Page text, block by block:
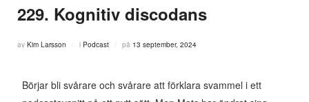
229. Kognitiv discodans
av Kim Larsson i Podcast på Publicerat
13 september, 2024
Börjar bli svårare och svårare att förklara svammel i ett